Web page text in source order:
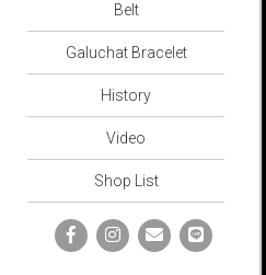
Belt
Galuchat Bracelet
History
Video
Shop List